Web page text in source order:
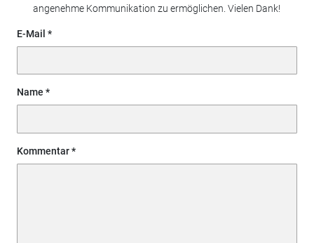
angenehme Kommunikation zu ermöglichen. Vielen Dank!
E-Mail
Name
Kommentar